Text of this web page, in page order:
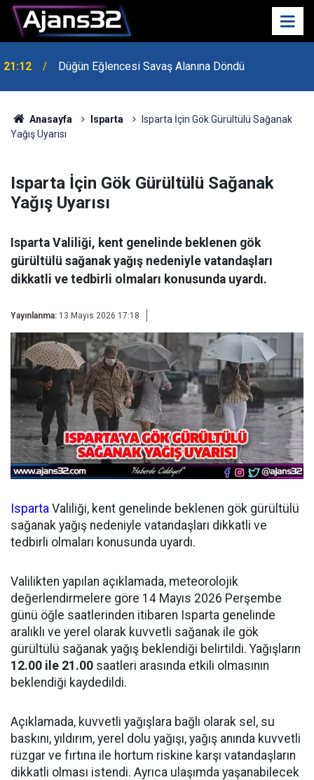
21:12 Düğün Eğlencesi Savaş Alanına Döndü
Anasayfa Isparta
Isparta İçin Gök Gürültülü Sağanak
Yağış Uyarısı
Isparta İçin Gök Gürültülü Sağanak
Yağış Uyarısı
Isparta Valiliği, kent genelinde beklenen gök
gürültülü sağanak yağış nedeniyle vatandaşları
dikkatli ve tedbirli olmaları konusunda uyardı.
Yayınlanma: 13 Mayıs 2026 17:18
Isparta Valiliği, kent genelinde beklenen gök gürültülü
sağanak yağış nedeniyle vatandaşları dikkatli ve
tedbirli olmaları konusunda uyardı.
Valilikten yapılan açıklamada, meteorolojik
değerlendirmelere göre 14 Mayıs 2026 Perşembe
günü öğle saatlerinden itibaren Isparta genelinde
aralıklı ve yerel olarak kuvvetli sağanak ile gök
gürültülü sağanak yağış beklendiği belirtildi. Yağışların
12.00 ile 21.00 saatleri arasında etkili olmasının
beklendiği kaydedildi.
Açıklamada, kuvvetli yağışlara bağlı olarak sel, su
baskını, yıldırım, yerel dolu yağışı, yağış anında kuvvetli
rüzgar ve fırtına ile hortum riskine karşı vatandaşların
dikkatli olması istendi. Ayrıca ulaşımda yaşanabilecek